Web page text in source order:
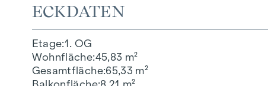
ECKDATEN
Etage 1. OG
Wohnfläche 45,83 m²
Gesamtfläche 65,33 m²